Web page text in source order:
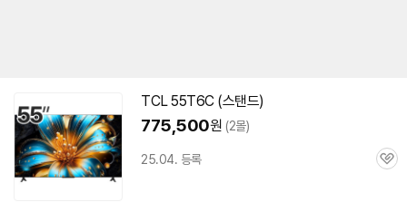
TCL 55T6C (스탠드)
775,500원 (2몰)
25.04. 등록
관